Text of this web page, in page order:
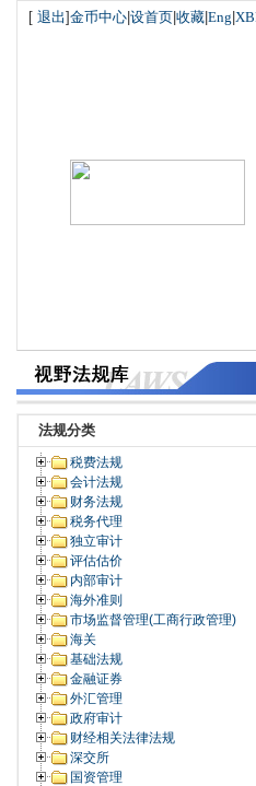
[ 退出]金币中心 设首页 收藏 Eng
法规分类
税费法规
会计法规
财务法规
税务代理
独立审计
评估估价
内部审计
海外准则
市场监督管理(工商行政管理)
海关
基础法规
金融证券
外汇管理
政府审计
财经相关法律法规
深交所
国资管理